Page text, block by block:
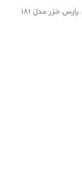
/ پلوپز مولتی کوکر 8 نفره پارس خزر مدل 181